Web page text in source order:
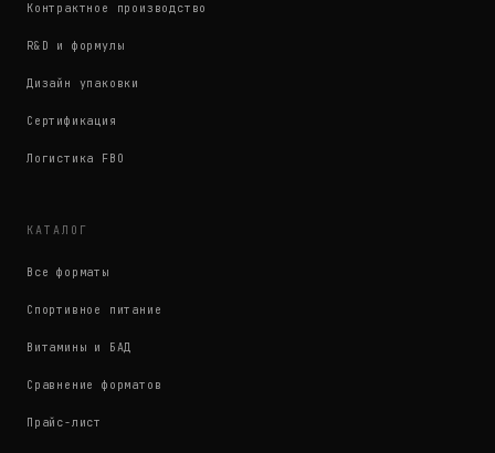
Контрактное производство
R&D и формулы
Дизайн упаковки
Сертификация
Логистика FBO
КАТАЛОГ
Все форматы
Спортивное питание
Витамины и БАД
Сравнение форматов
Прайс-лист